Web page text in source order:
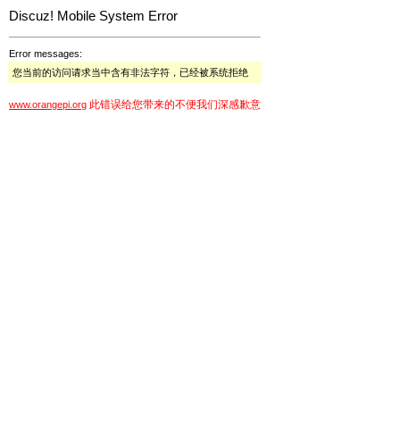
Discuz! Mobile System Error
Error messages:
您当前的访问请求当中含有非法字符，已经被系统拒绝
www.orangepi.org 此错误给您带来的不便我们深感歉意